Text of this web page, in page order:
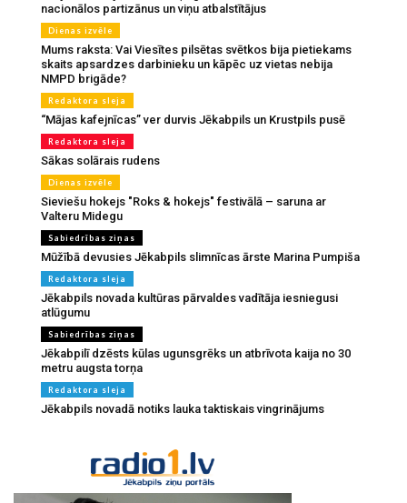
nacionālos partizānus un viņu atbalstītājus
Dienas izvēle
Mums raksta: Vai Viesītes pilsētas svētkos bija pietiekams
skaits apsardzes darbinieku un kāpēc uz vietas nebija
NMPD brigāde?
Redaktora sleja
“Mājas kafejnīcas” ver durvis Jēkabpils un Krustpils pusē
Redaktora sleja
Sākas solārais rudens
Dienas izvēle
Sieviešu hokejs "Roks & hokejs" festivālā – saruna ar
Valteru Midegu
Sabiedrības ziņas
Mūžībā devusies Jēkabpils slimnīcas ārste Marina Pumpiša
Redaktora sleja
Jēkabpils novada kultūras pārvaldes vadītāja iesniegusi
atlūgumu
Sabiedrības ziņas
Jēkabpilī dzēsts kūlas ugunsgrēks un atbrīvota kaija no 30
metru augsta torņa
Redaktora sleja
Jēkabpils novadā notiks lauka taktiskais vingrinājums